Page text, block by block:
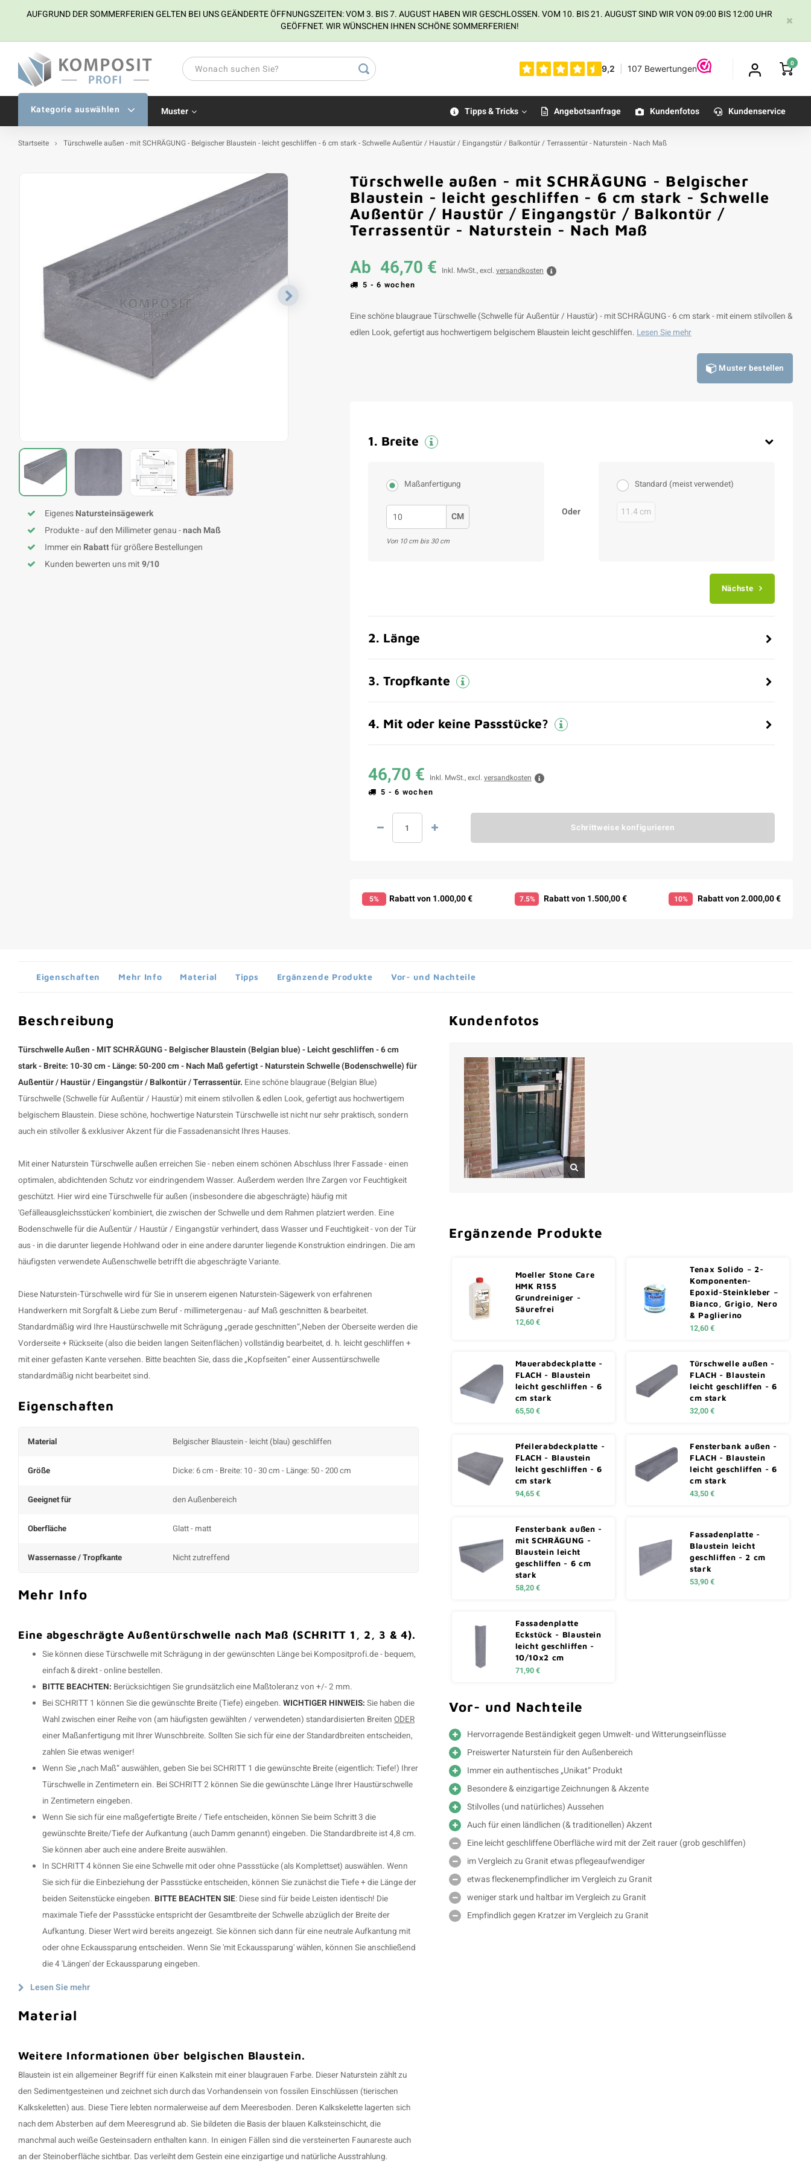
AUFGRUND DER SOMMERFERIEN GELTEN BEI UNS GEÄNDERTE ÖFFNUNGSZEITEN: VOM 3. BIS 7. AUGUST HABEN WIR GESCHLOSSEN. VOM 10. BIS 21. AUGUST SIND WIR VON 09:00 BIS 12:00 UHR
GEÖFFNET. WIR WÜNSCHEN IHNEN SCHÖNE SOMMERFERIEN!
0
Kategorie auswählen Muster Tipps & Tricks Angebotsanfrage Kundenfotos Kundenservice
Startseite Türschwelle außen - mit SCHRÄGUNG - Belgischer Blaustein - leicht geschliffen - 6 cm stark - Schwelle Außentür / Haustür / Eingangstür / Balkontür / Terrassentür - Naturstein - Nach Maß
EigenesNatursteinsägewerk
Produkte - auf den Millimeter genau -nach Maß
Immer ein Rabattfür größere Bestellungen
Kunden bewerten uns mit9/10
Türschwelle außen - mit SCHRÄGUNG - Belgischer
Blaustein - leicht geschliffen - 6 cm stark - Schwelle
Außentür / Haustür / Eingangstür / Balkontür /
Terrassentür - Naturstein - Nach Maß
Ab 46,70 € Inkl. MwSt., excl. versandkosten
5 - 6 wochen
Eine schöne blaugraue Türschwelle (Schwelle für Außentür / Haustür) - mit SCHRÄGUNG - 6 cm stark - mit einem stilvollen &
edlen Look, gefertigt aus hochwertigem belgischem Blaustein leicht geschliffen. Lesen Sie mehr
Muster bestellen
1. Breite
Maßanfertigung
CM
Von 10 cm bis 30 cm
Oder
Standard (meist verwendet)
11.4 cm
Nächste
2. Länge
3. Tropfkante
4. Mit oder keine Passstücke?
46,70 € Inkl. MwSt., excl. versandkosten
5 - 6 wochen
Schrittweise konfigurieren
5% Rabatt von 1.000,00 € 7.5% Rabatt von 1.500,00 € 10% Rabatt von 2.000,00 €
Eigenschaften Mehr Info Material Tipps Ergänzende Produkte Vor- und Nachteile
Beschreibung
Türschwelle Außen - MIT SCHRÄGUNG - Belgischer Blaustein (Belgian blue) - Leicht geschliffen - 6 cm
stark - Breite: 10-30 cm - Länge: 50-200 cm - Nach Maß gefertigt - Naturstein Schwelle (Bodenschwelle) für
Außentür / Haustür / Eingangstür / Balkontür / Terrassentür. Eine schöne blaugraue (Belgian Blue)
Türschwelle (Schwelle für Außentür / Haustür) mit einem stilvollen & edlen Look, gefertigt aus hochwertigem
belgischem Blaustein. Diese schöne, hochwertige Naturstein Türschwelle ist nicht nur sehr praktisch, sondern
auch ein stilvoller & exklusiver Akzent für die Fassadenansicht Ihres Hauses.
Mit einer Naturstein Türschwelle außen erreichen Sie - neben einem schönen Abschluss Ihrer Fassade - einen
optimalen, abdichtenden Schutz vor eindringendem Wasser. Außerdem werden Ihre Zargen vor Feuchtigkeit
geschützt. Hier wird eine Türschwelle für außen (insbesondere die abgeschrägte) häufig mit
'Gefälleausgleichsstücken' kombiniert, die zwischen der Schwelle und dem Rahmen platziert werden. Eine
Bodenschwelle für die Außentür / Haustür / Eingangstür verhindert, dass Wasser und Feuchtigkeit - von der Tür
aus - in die darunter liegende Hohlwand oder in eine andere darunter liegende Konstruktion eindringen. Die am
häufigsten verwendete Außenschwelle betrifft die abgeschrägte Variante.
Diese Naturstein-Türschwelle wird für Sie in unserem eigenen Naturstein-Sägewerk von erfahrenen
Handwerkern mit Sorgfalt & Liebe zum Beruf - millimetergenau - auf Maß geschnitten & bearbeitet.
Standardmäßig wird Ihre Haustürschwelle mit Schrägung „gerade geschnitten“,Neben der Oberseite werden die
Vorderseite + Rückseite (also die beiden langen Seitenflächen) vollständig bearbeitet, d. h. leicht geschliffen +
mit einer gefasten Kante versehen. Bitte beachten Sie, dass die „Kopfseiten“ einer Aussentürschwelle
standardmäßig nicht bearbeitet sind.
Eigenschaften
Material Belgischer Blaustein - leicht (blau) geschliffen
Größe Dicke: 6 cm - Breite: 10 - 30 cm - Länge: 50 - 200 cm
Geeignet für den Außenbereich
Oberfläche Glatt - matt
Wassernasse / Tropfkante Nicht zutreffend
Mehr Info
Eine abgeschrägte Außentürschwelle nach Maß (SCHRITT 1, 2, 3 & 4).
Sie können diese Türschwelle mit Schrägung in der gewünschten Länge bei Kompositprofi.de - bequem,
einfach & direkt - online bestellen.
BITTE BEACHTEN: Berücksichtigen Sie grundsätzlich eine Maßtoleranz von +/- 2 mm.
Bei SCHRITT 1 können Sie die gewünschte Breite (Tiefe) eingeben. WICHTIGER HINWEIS: Sie haben die
Wahl zwischen einer Reihe von (am häufigsten gewählten / verwendeten) standardisierten Breiten ODER
einer Maßanfertigung mit Ihrer Wunschbreite. Sollten Sie sich für eine der Standardbreiten entscheiden,
zahlen Sie etwas weniger!
Wenn Sie „nach Maß“ auswählen, geben Sie bei SCHRITT 1 die gewünschte Breite (eigentlich: Tiefe!) Ihrer
Türschwelle in Zentimetern ein. Bei SCHRITT 2 können Sie die gewünschte Länge Ihrer Haustürschwelle
in Zentimetern eingeben.
Wenn Sie sich für eine maßgefertigte Breite / Tiefe entscheiden, können Sie beim Schritt 3 die
gewünschte Breite/Tiefe der Aufkantung (auch Damm genannt) eingeben. Die Standardbreite ist 4,8 cm.
Sie können aber auch eine andere Breite auswählen.
In SCHRITT 4 können Sie eine Schwelle mit oder ohne Passstücke (als Komplettset) auswählen. Wenn
Sie sich für die Einbeziehung der Passstücke entscheiden, können Sie zunächst die Tiefe + die Länge der
beiden Seitenstücke eingeben. BITTE BEACHTEN SIE: Diese sind für beide Leisten identisch! Die
maximale Tiefe der Passstücke entspricht der Gesamtbreite der Schwelle abzüglich der Breite der
Aufkantung. Dieser Wert wird bereits angezeigt. Sie können sich dann für eine neutrale Aufkantung mit
oder ohne Eckaussparung entscheiden. Wenn Sie 'mit Eckaussparung' wählen, können Sie anschließend
die 4 'Längen' der Eckaussparung eingeben.
Lesen Sie mehr
Material
Weitere Informationen über belgischen Blaustein.
Blaustein ist ein allgemeiner Begriff für einen Kalkstein mit einer blaugrauen Farbe. Dieser Naturstein zählt zu
den Sedimentgesteinen und zeichnet sich durch das Vorhandensein von fossilen Einschlüssen (tierischen
Kalkskeletten) aus. Diese Tiere lebten normalerweise auf dem Meeresboden. Deren Kalkskelette lagerten sich
nach dem Absterben auf dem Meeresgrund ab. Sie bildeten die Basis der blauen Kalksteinschicht, die
manchmal auch weiße Gesteinsadern enthalten kann. In einigen Fällen sind die versteinerten Faunareste auch
an der Steinoberfläche sichtbar. Das verleiht dem Gestein eine einzigartige und natürliche Ausstrahlung.
Kundenfotos
Ergänzende Produkte
Moeller Stone Care
HMK R155
Grundreiniger -
Säurefrei
12,60 €
Tenax Solido – 2-
Komponenten-
Epoxid-Steinkleber –
Bianco, Grigio, Nero
& Paglierino
12,60 €
Mauerabdeckplatte -
FLACH - Blaustein
leicht geschliffen - 6
cm stark
65,50 €
Türschwelle außen -
FLACH - Blaustein
leicht geschliffen - 6
cm stark
32,00 €
Pfeilerabdeckplatte -
FLACH - Blaustein
leicht geschliffen - 6
cm stark
94,65 €
Fensterbank außen -
FLACH - Blaustein
leicht geschliffen - 6
cm stark
43,50 €
Fensterbank außen -
mit SCHRÄGUNG -
Blaustein leicht
geschliffen - 6 cm
stark
58,20 €
Fassadenplatte -
Blaustein leicht
geschliffen - 2 cm
stark
53,90 €
Fassadenplatte
Eckstück - Blaustein
leicht geschliffen -
10/10x2 cm
71,90 €
Vor- und Nachteile
Hervorragende Beständigkeit gegen Umwelt- und Witterungseinflüsse
Preiswerter Naturstein für den Außenbereich
Immer ein authentisches „Unikat“ Produkt
Besondere & einzigartige Zeichnungen & Akzente
Stilvolles (und natürliches) Aussehen
Auch für einen ländlichen (& traditionellen) Akzent
Eine leicht geschliffene Oberfläche wird mit der Zeit rauer (grob geschliffen)
im Vergleich zu Granit etwas pflegeaufwendiger
etwas fleckenempfindlicher im Vergleich zu Granit
weniger stark und haltbar im Vergleich zu Granit
Empfindlich gegen Kratzer im Vergleich zu Granit